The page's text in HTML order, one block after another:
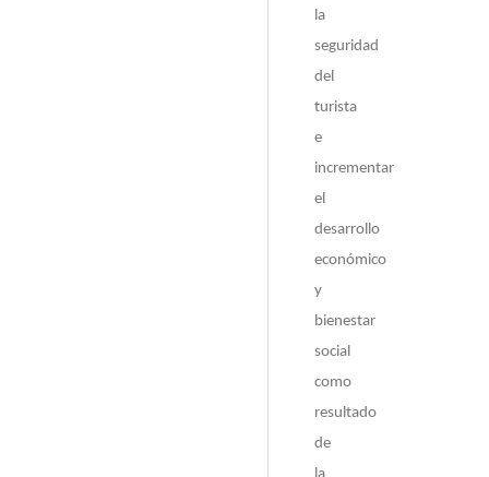
la
seguridad
del
turista
e
incrementar
el
desarrollo
económico
y
bienestar
social
como
resultado
de